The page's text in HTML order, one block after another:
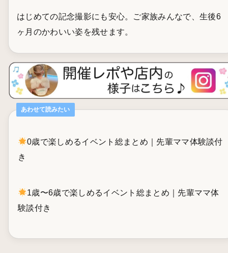
はじめての記念撮影にも安心。ご家族みんなで、生後6
ヶ月のかわいい姿を残せます。
あわせて読みたい
0歳で楽しめるイベント総まとめ｜先輩ママ体験談付
き
1歳〜6歳で楽しめるイベント総まとめ｜先輩ママ体
験談付き